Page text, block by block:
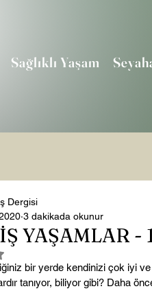
Sağlıklı Yaşam
YAŞAMLAR -
Dergisi
3 dakikada okunur
NaN yıldız
bir yerde kendinizi çok iyi
tanıyor, biliyor gibi? Daha